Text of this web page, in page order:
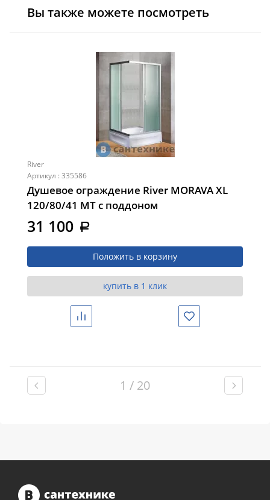
Вы также можете посмотреть
River
Артикул : 335586
Душевое ограждение River MORAVA XL
120/80/41 MT с поддоном
31 100 a
Положить в корзину
купить в 1 клик
Сравнить Избранное
1 / 20